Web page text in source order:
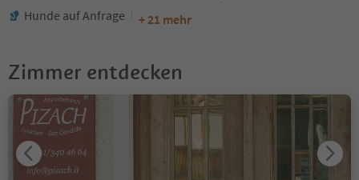
Hunde auf Anfrage
+ 21 mehr
Zimmer entdecken